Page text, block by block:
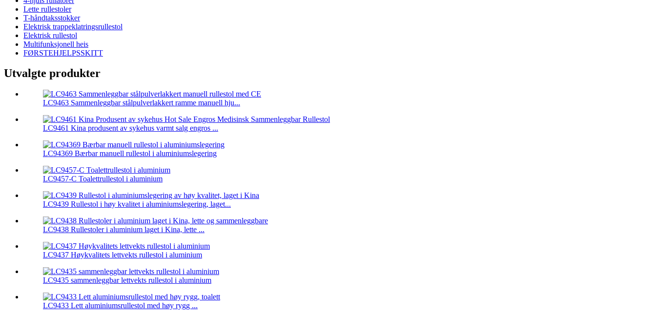
Lette rullestoler
T-håndtaksstokker
Elektrisk trappeklatringsrullestol
Elektrisk rullestol
Multifunksjonell heis
FØRSTEHJELPSSKITT
Utvalgte produkter
LC9463 Sammenleggbar stålpulverlakkert ramme manuell hju...
LC9461 Kina produsent av sykehus varmt salg engros ...
LC94369 Bærbar manuell rullestol i aluminiumslegering
LC9457-C Toalettrullestol i aluminium
LC9439 Rullestol i høy kvalitet i aluminiumslegering, laget...
LC9438 Rullestoler i aluminium laget i Kina, lette ...
LC9437 Høykvalitets lettvekts rullestol i aluminium
LC9435 sammenleggbar lettvekts rullestol i aluminium
LC9433 Lett aluminiumsrullestol med høy rygg ...